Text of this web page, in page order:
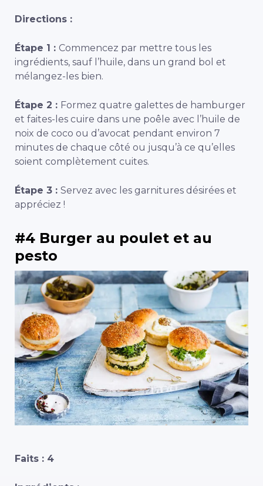
Directions :
Étape 1 : Commencez par mettre tous les
ingrédients, sauf l’huile, dans un grand bol et
mélangez-les bien.
Étape 2 : Formez quatre galettes de hamburger
et faites-les cuire dans une poêle avec l’huile de
noix de coco ou d’avocat pendant environ 7
minutes de chaque côté ou jusqu’à ce qu’elles
soient complètement cuites.
Étape 3 : Servez avec les garnitures désirées et
appréciez !
#4 Burger au poulet et au
pesto
Faits : 4